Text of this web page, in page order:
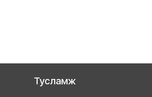
Тусламж